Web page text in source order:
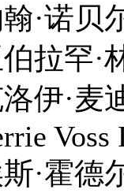
尔
林
逊
莫